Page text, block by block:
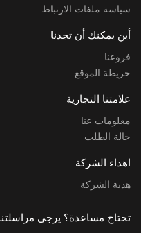
سياسة ملفات الارتباط
أين يمكنك أن تجدنا
فروعنا
خريطة الموقع
علامتنا التجارية
معلومات عنا
حالة الطلب
اهداء الشركة
هدية الشركة
تحتاج مساعدة؟ يرجى مراسلتنا